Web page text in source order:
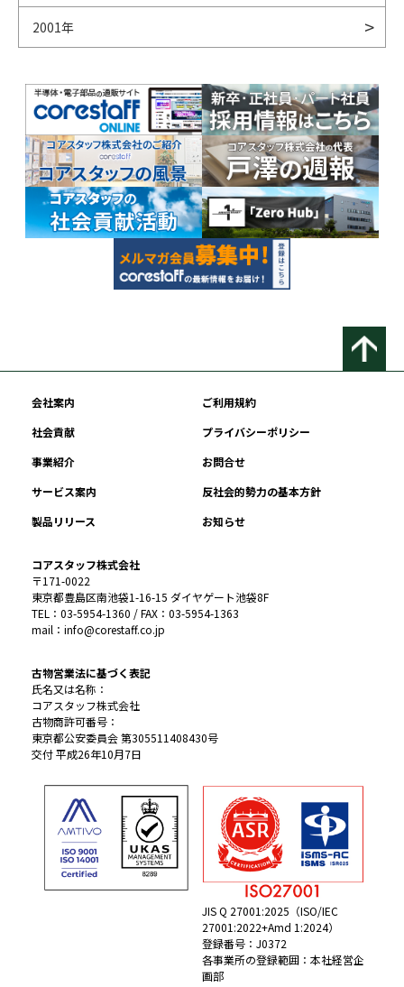
2001年
会社案内
ご利用規約
社会貢献
プライバシーポリシー
事業紹介
お問合せ
サービス案内
反社会的勢力の基本方針
製品リリース
お知らせ
コアスタッフ株式会社
〒171-0022
東京都豊島区南池袋1-16-15 ダイヤゲート池袋8F
TEL：03-5954-1360 / FAX：03-5954-1363
mail：info@corestaff.co.jp
古物営業法に基づく表記
氏名又は名称：
コアスタッフ株式会社
古物商許可番号：
東京都公安委員会 第305511408430号
交付 平成26年10月7日
JIS Q 27001:2025（ISO/IEC
27001:2022+Amd 1:2024）
登録番号：J0372
各事業所の登録範囲：本社経営企
画部